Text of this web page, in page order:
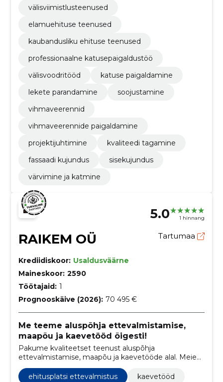
välisviimistlusteenused
elamuehituse teenused
kaubandusliku ehituse teenused
professionaalne katusepaigaldustöö
välisvoodritööd
katuse paigaldamine
lekete parandamine
soojustamine
vihmaveerennid
vihmaveerennide paigaldamine
projektijuhtimine
kvaliteedi tagamine
fassaadi kujundus
sisekujundus
värvimine ja katmine
5.0 1 hinnang
RAIKEM OÜ Tartumaa
Krediidiskoor: Usaldusväärne
Maineskoor: 2590
Töötajaid: 1
Prognooskäive (2026): 70 495 €
Me teeme aluspõhja ettevalmistamise,
maapõu ja kaevetööd õigesti!
Pakume kvaliteetset teenust aluspõhja
ettevalmistamise, maapõu ja kaevetööde alal. Meie
meeskonnas on väga kogenud eksperdid, kes
suudavad pakkuda teile parimaid lahendusi.
ehitusplatsi ettevalmistus
kaevetööd